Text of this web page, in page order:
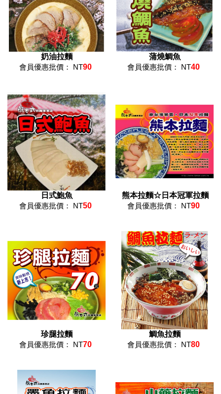
奶油拉麵
會員優惠批價： NT90
蒲燒鯛魚
會員優惠批價： NT40
日式鮑魚
會員優惠批價： NT50
熊本拉麵☆日本冠軍拉麵
會員優惠批價： NT90
珍腿拉麵
會員優惠批價： NT70
鯛魚拉麵
會員優惠批價： NT80